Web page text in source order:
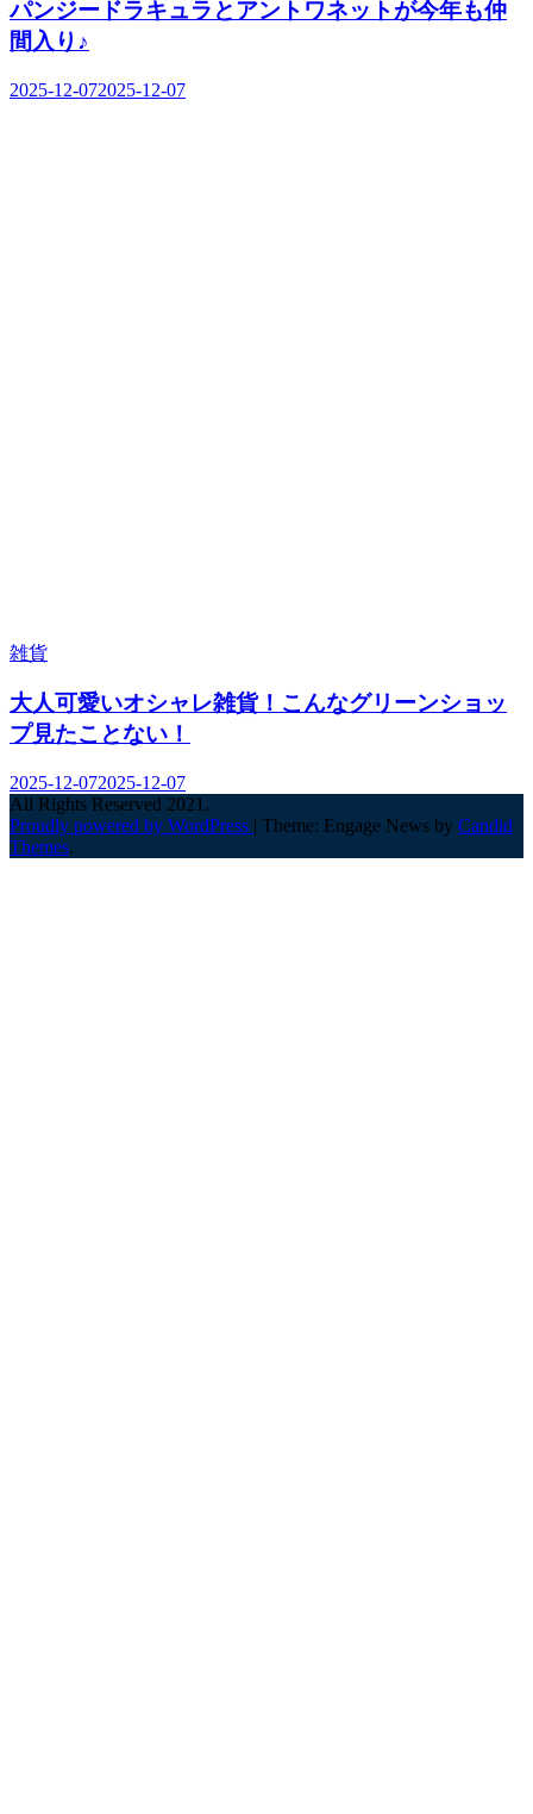
パンジードラキュラとアントワネットが今年も仲
間入り♪
2025-12-072025-12-07
雑貨
大人可愛いオシャレ雑貨！こんなグリーンショッ
プ見たことない！
2025-12-072025-12-07
All Rights Reserved 2021.
Proudly powered by WordPress | Theme: Engage News by Candid
Themes.